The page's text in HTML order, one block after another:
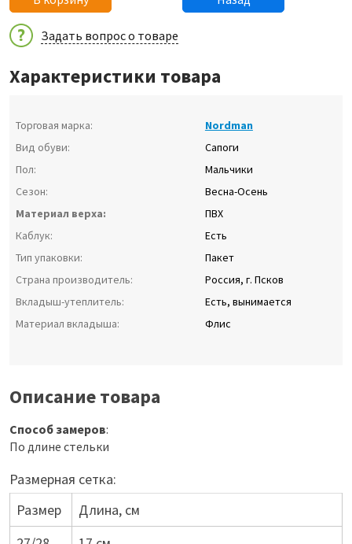
Задать вопрос о товаре
Характеристики товара
Торговая марка:
Nordman
Вид обуви:
Сапоги
Пол:
Мальчики
Сезон:
Весна-Осень
Материал верха:
ПВХ
Каблук:
Есть
Тип упаковки:
Пакет
Страна производитель:
Россия, г. Псков
Вкладыш-утеплитель:
Есть, вынимается
Материал вкладыша:
Флис
Описание товара
Способ замеров:
По длине стельки
Размерная сетка:
Размер
Длина, см